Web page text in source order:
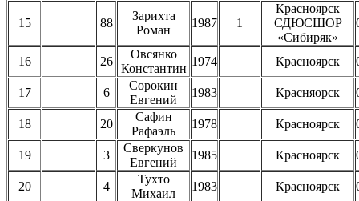
15 88
Зарихта
Роман
1987 1
Красноярск
СДЮСШОР
«Сибиряк»
16 26
Овсянко
Константин
1974 Красноярск
17 6
Сорокин
Евгений
1983 Красняорск
18 20
Сафин
Рафаэль
1978 Красноярск
19 3
Сверкунов
Евгений
1985 Красноярск
20 4
Тухто
Михаил
1983 Красноярск